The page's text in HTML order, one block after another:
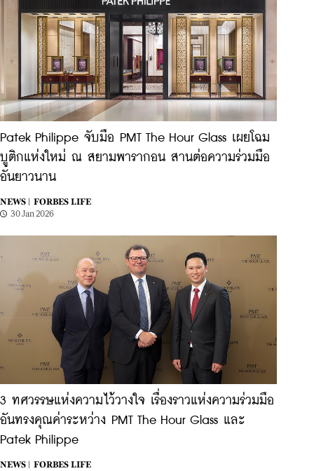
Patek Philippe จับมือ PMT The Hour Glass เผยโฉม
บูติกแห่งใหม่ ณ สยามพารากอน สานต่อความร่วมมือ
อันยาวนาน
NEWS |
FORBES LIFE
30 Jan 2026
3 ทศวรรษแห่งความไว้วางใจ เรื่องราวแห่งความร่วมมือ
อันทรงคุณค่าระหว่าง PMT The Hour Glass และ
Patek Philippe
NEWS |
FORBES LIFE